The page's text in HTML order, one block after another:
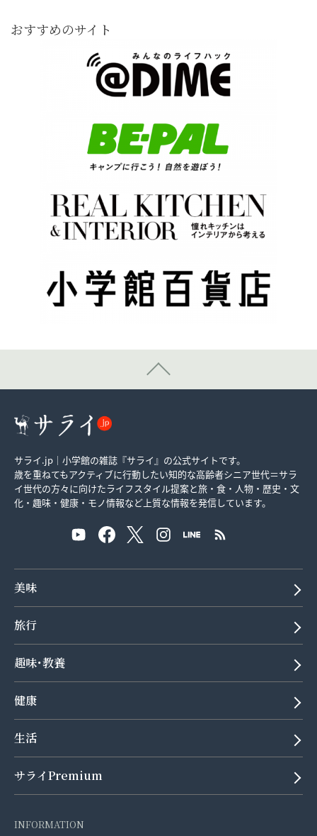
おすすめのサイト
サライ.jp｜小学館の雑誌『サライ』の公式サイトです。
歳を重ねてもアクティブに行動したい知的な高齢者シニア世代＝サラ
イ世代の方々に向けたライフスタイル提案と旅・食・人物・歴史・文
化・趣味・健康・モノ情報など上質な情報を発信しています。
美味
旅行
趣味･教養
健康
生活
サライPremium
INFORMATION